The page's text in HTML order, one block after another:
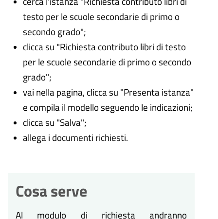
testo per le scuole secondarie di primo o
secondo grado";
clicca su "Richiesta contributo libri di testo
per le scuole secondarie di primo o secondo
grado";
vai nella pagina, clicca su "Presenta istanza"
e compila il modello seguendo le indicazioni;
clicca su "Salva";
allega i documenti richiesti.
Cosa serve
Al modulo di richiesta andranno